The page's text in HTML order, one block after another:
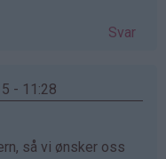
Svar
- 11:28
så vi ønsker oss